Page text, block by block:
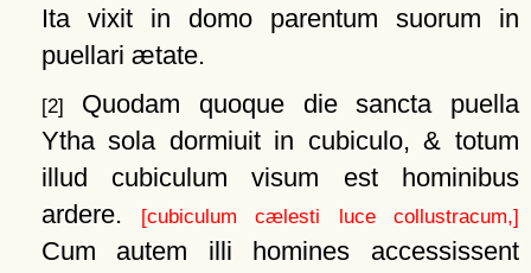
Ita vixit in domo parentum suorum in
puellari ætate.
[2]
Quodam quoque die sancta puella
Ytha sola dormiuit in cubiculo, & totum
illud cubiculum visum est hominibus
ardere.
[cubiculum cælesti luce collustracum,]
Cum autem illi homines accessissent